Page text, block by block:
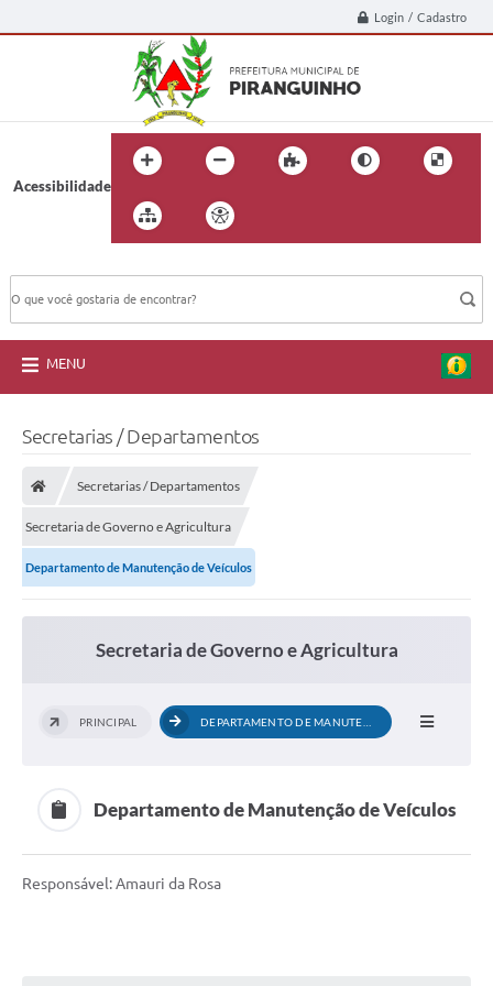
Login / Cadastro
Acessibilidade
MENU
Secretarias / Departamentos
Secretarias / Departamentos
Secretaria de Governo e Agricultura
Departamento de Manutenção de Veículos
Secretaria de Governo e Agricultura
PRINCIPAL
Departamento de Manutenção de Veículos
Responsável: Amauri da Rosa